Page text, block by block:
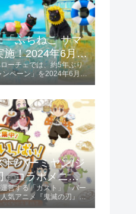
「ふちねこ サマ
施！2024年6月10
ーチェでは、約5年ぶり
ペーン」を2024年6月10
...
/バーミヤン/ジ
」コラボメニュ
日 第1弾、6月13
営する「ガスト」「バー
気アニメ『鬼滅の刃』と